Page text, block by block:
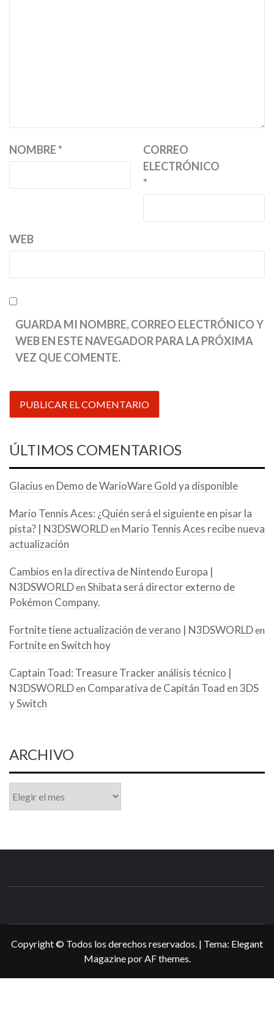
NOMBRE*
CORREO
ELECTRÓNICO
*
WEB
GUARDA MI NOMBRE, CORREO ELECTRÓNICO Y
WEB EN ESTE NAVEGADOR PARA LA PRÓXIMA
VEZ QUE COMENTE.
ÚLTIMOS COMENTARIOS
Glacius en Demo de WarioWare Gold ya disponible
Mario Tennis Aces: ¿Quién será el siguiente en pisar la
pista? | N3DSWORLDen Mario Tennis Aces recibe nueva
actualización
Cambios en la directiva de Nintendo Europa |
N3DSWORLDen Shibata será director externo de
Pokémon Company.
Fortnite tiene actualización de verano | N3DSWORLDen
Fortnite en Switch hoy
Captain Toad: Treasure Tracker análisis técnico |
N3DSWORLDen Comparativa de Capitán Toad en 3DS
y Switch
ARCHIVO
Copyright © Todos los derechos reservados. | Tema: Elegant
MagazineporAF themes.